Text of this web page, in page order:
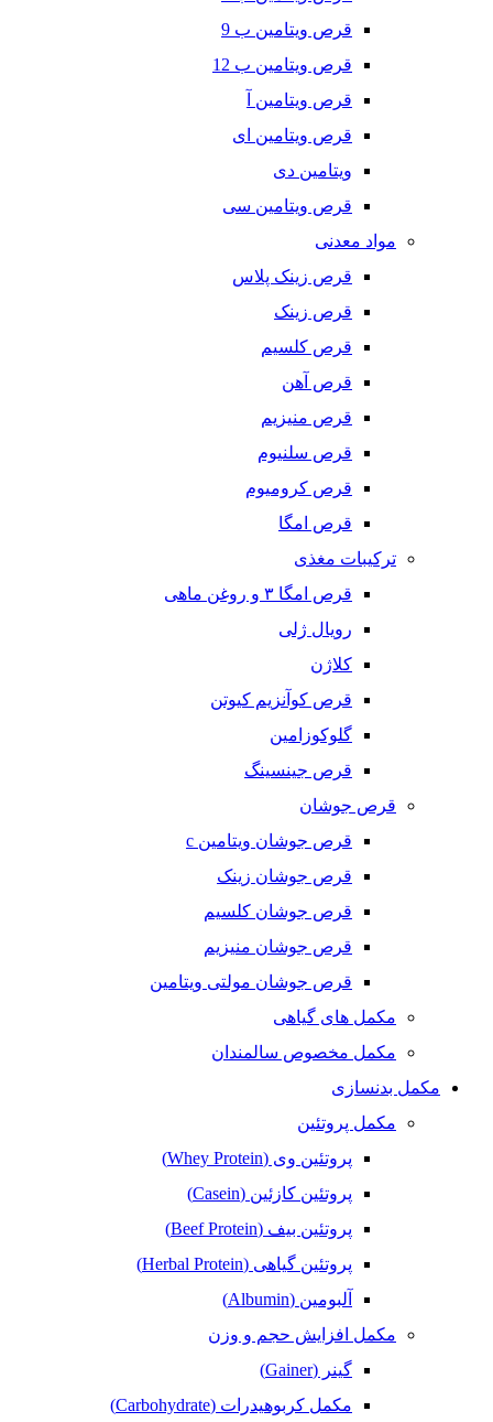
قرص ویتامین ب 9
قرص ویتامین ب 12
قرص ویتامین آ
قرص ویتامین ای
ویتامین دی
قرص ویتامین سی
مواد معدنی
قرص زینک پلاس
قرص زینک
قرص کلسیم
قرص آهن
قرص منیزیم
قرص سلنیوم
قرص کرومیوم
قرص امگا
ترکیبات مغذی
قرص امگا ٣ و روغن ماهی
رویال ژلی
کلاژن
قرص کوآنزیم کیوتن
گلوکوزامین
قرص جینسینگ
قرص جوشان
قرص جوشان ویتامین c
قرص جوشان زینک
قرص جوشان کلسیم
قرص جوشان منیزیم
قرص جوشان مولتی ویتامین
مکمل های گیاهی
مکمل مخصوص سالمندان
مکمل بدنسازی
مکمل پروتئین
پروتئین وی (Whey Protein)
پروتئین کازئین (Casein)
پروتئین بیف (Beef Protein)
پروتئین گیاهی (Herbal Protein)
آلبومین (Albumin)
مکمل افزایش حجم و وزن
گینر (Gainer)
مکمل کربوهیدرات (Carbohydrate)